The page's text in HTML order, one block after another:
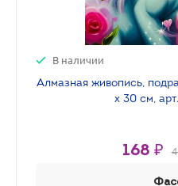
В наличии
Алмазная живопись,
х 30 см,
168 ₽